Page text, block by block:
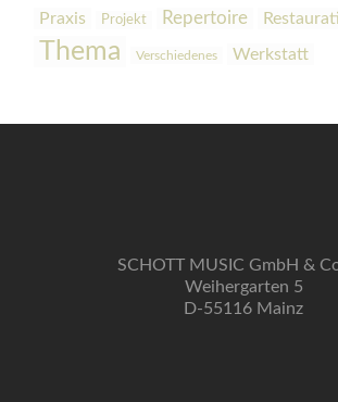
Praxis Projekt Repertoire
Thema Verschiedenes Werkstatt
SCHOTT MUSIC GmbH &
Weihergarten 5
D-55116 Mainz